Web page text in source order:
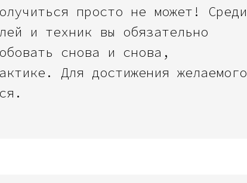
просто не может! Среди
и техник вы обязательно
снова и снова,
Для достижения желаемого